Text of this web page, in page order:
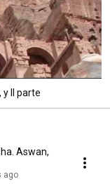
y II parte
Aswan,
ago